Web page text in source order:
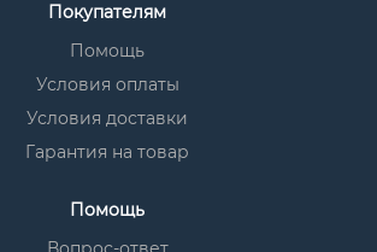
Покупателям
Помощь
Условия оплаты
Условия доставки
Гарантия на товар
Помощь